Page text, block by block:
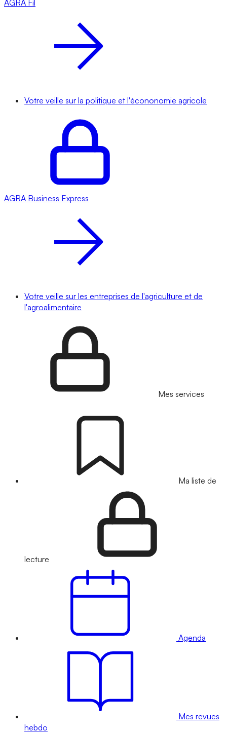
AGRA Fil
Votre veille sur la politique et l'écononomie agricole
AGRA Business Express
Votre veille sur les entreprises de l'agriculture et de
l'agroalimentaire
Mes services
Ma liste de
lecture
Agenda
Mes revues
hebdo